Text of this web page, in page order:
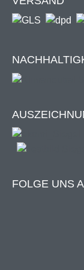
Der
FOLGE UNS